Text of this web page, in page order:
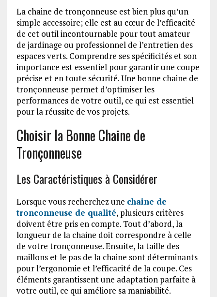
La chaine de tronçonneuse est bien plus qu’un
simple accessoire; elle est au cœur de l’efficacité
de cet outil incontournable pour tout amateur
de jardinage ou professionnel de l’entretien des
espaces verts. Comprendre ses spécificités et son
importance est essentiel pour garantir une coupe
précise et en toute sécurité. Une bonne chaine de
tronçonneuse permet d’optimiser les
performances de votre outil, ce qui est essentiel
pour la réussite de vos projets.
Choisir la Bonne Chaine de
Tronçonneuse
Les Caractéristiques à Considérer
Lorsque vous recherchez une chaine de
tronconneuse de qualité, plusieurs critères
doivent être pris en compte. Tout d’abord, la
longueur de la chaine doit correspondre à celle
de votre tronçonneuse. Ensuite, la taille des
maillons et le pas de la chaine sont déterminants
pour l’ergonomie et l’efficacité de la coupe. Ces
éléments garantissent une adaptation parfaite à
votre outil, ce qui améliore sa maniabilité.